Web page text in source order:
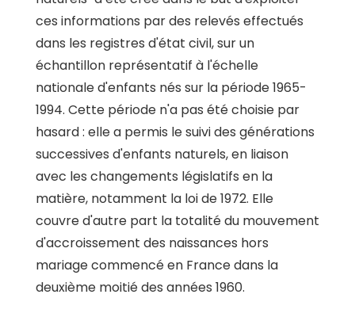
ces informations par des relevés effectués
dans les registres d'état civil, sur un
échantillon représentatif à l'échelle
nationale d'enfants nés sur la période 1965-
1994. Cette période n'a pas été choisie par
hasard : elle a permis le suivi des générations
successives d'enfants naturels, en liaison
avec les changements législatifs en la
matière, notamment la loi de 1972. Elle
couvre d'autre part la totalité du mouvement
d'accroissement des naissances hors
mariage commencé en France dans la
deuxième moitié des années 1960.